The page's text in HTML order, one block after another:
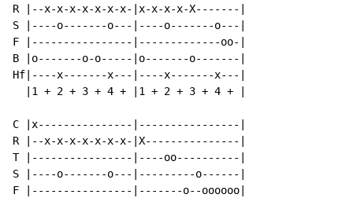
R |--x-x-x-x-x-x-x-|x-x-x-x-X-------|
S |----o-------o---|----o-------o---|
F |----------------|-------------oo-|
B |o-------o-o-----|o-------o-------|
Hf|----x-------x---|----x-------x---|
  |1 + 2 + 3 + 4 + |1 + 2 + 3 + 4 + |
C |x---------------|----------------|
R |--x-x-x-x-x-x-x-|X---------------|
T |----------------|----oo----------|
S |----o-------o---|---------o------|
F |----------------|-------o--oooooo|